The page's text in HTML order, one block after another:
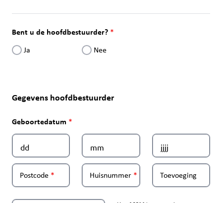
Bent u de hoofdbestuurder?
Ja Nee
Gegevens hoofdbestuurder
Geboortedatum
Postcode Huisnummer Toevoeging